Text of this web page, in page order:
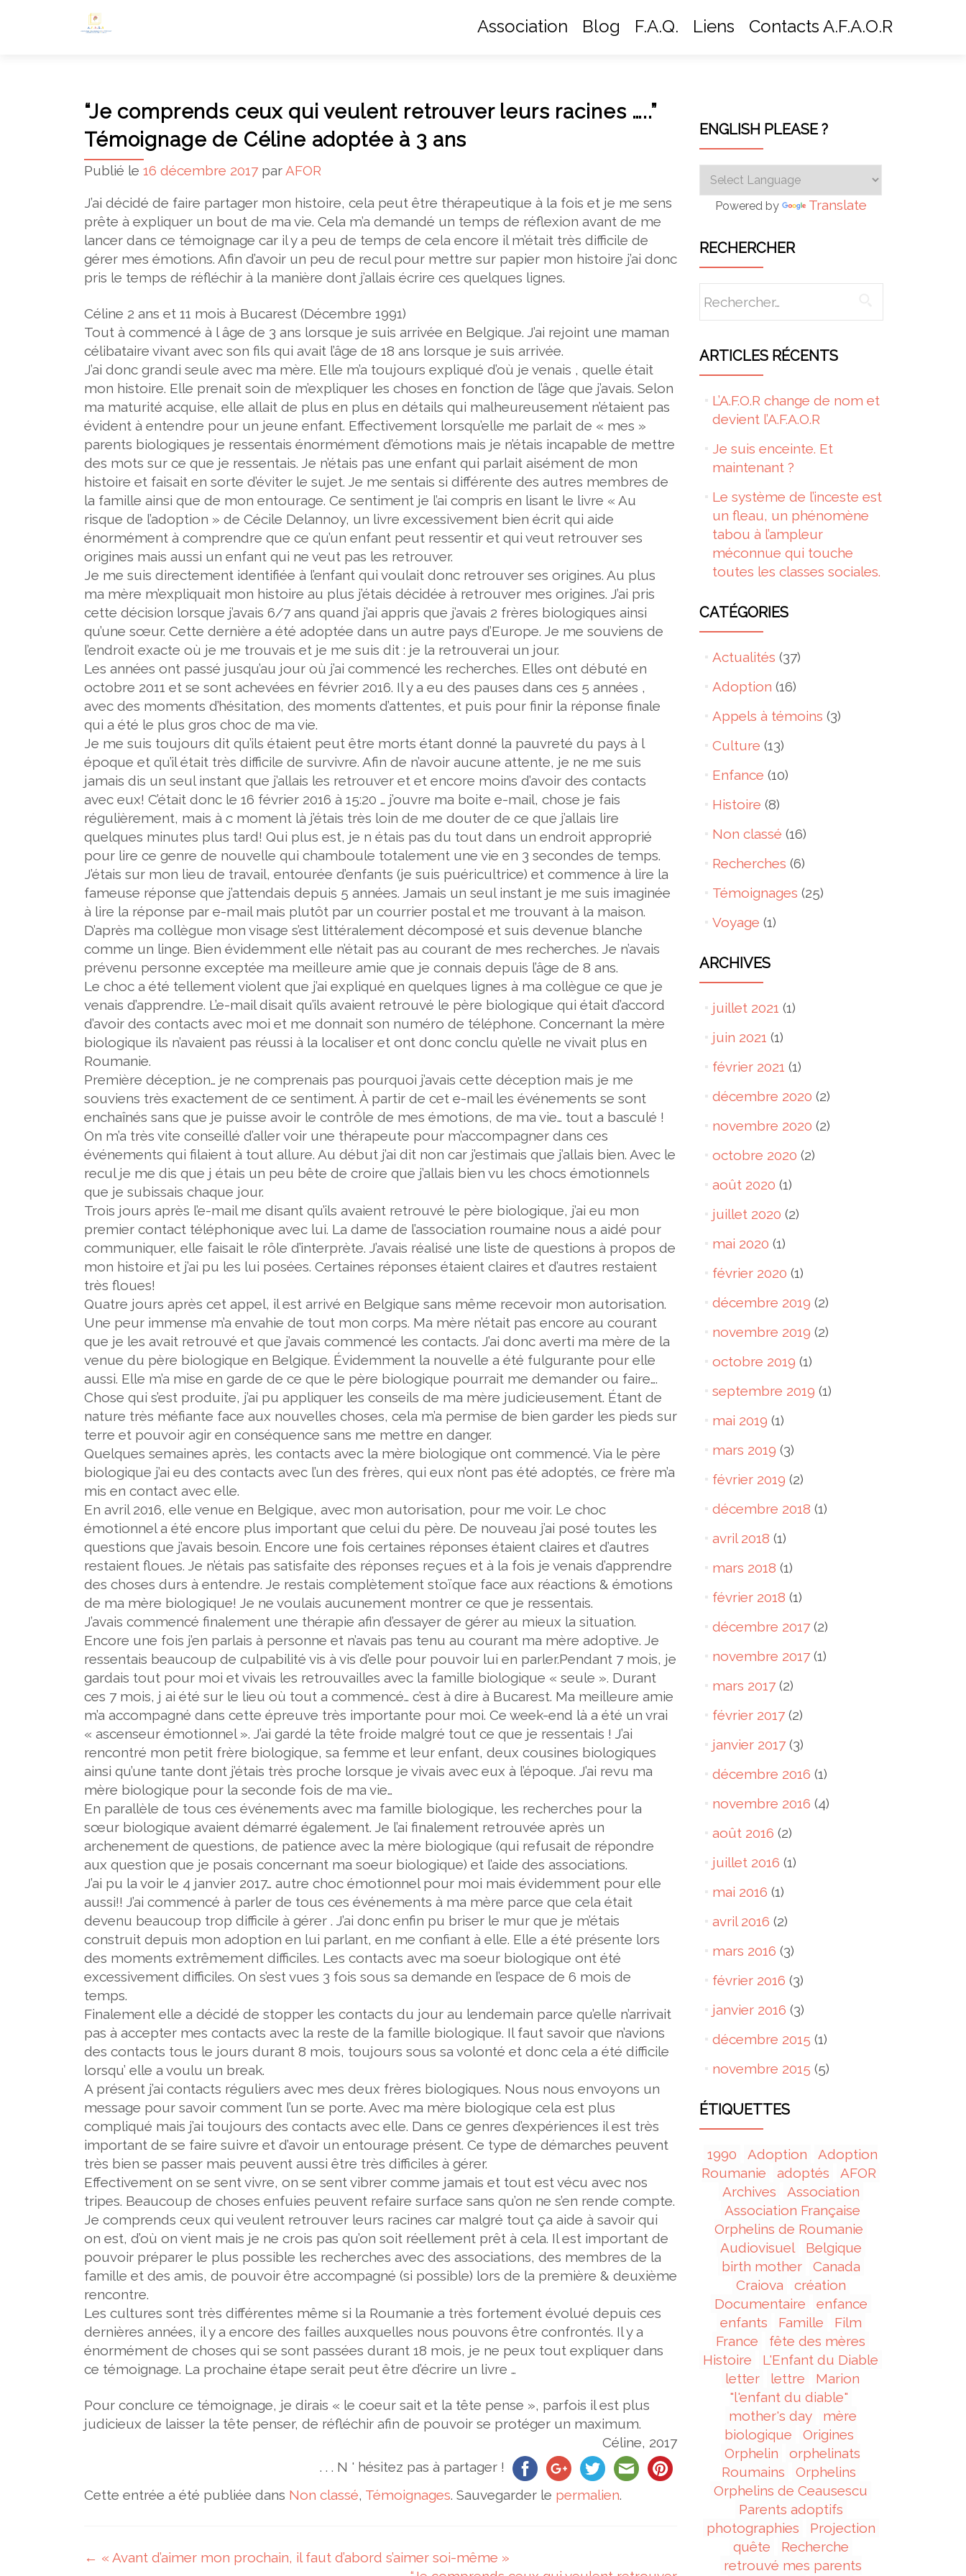
Association Blog F.A.Q. Liens Contacts A.F.A.O.R
“Je comprends ceux qui veulent retrouver leurs racines …..”
Témoignage de Céline adoptée à 3 ans
Publié le 16 décembre 2017 par AFOR
J’ai décidé de faire partager mon histoire, cela peut être thérapeutique à la fois et je me sens
prête à expliquer un bout de ma vie. Cela m’a demandé un temps de réflexion avant de me
lancer dans ce témoignage car il y a peu de temps de cela encore il m’était très difficile de
gérer mes émotions. Afin d’avoir un peu de recul pour mettre sur papier mon histoire j’ai donc
pris le temps de réfléchir à la manière dont j’allais écrire ces quelques lignes.
Céline 2 ans et 11 mois à Bucarest (Décembre 1991)
Tout à commencé à l âge de 3 ans lorsque je suis arrivée en Belgique. J’ai rejoint une maman
célibataire vivant avec son fils qui avait l’âge de 18 ans lorsque je suis arrivée.
J’ai donc grandi seule avec ma mère. Elle m’a toujours expliqué d’où je venais , quelle était
mon histoire. Elle prenait soin de m’expliquer les choses en fonction de l’âge que j’avais. Selon
ma maturité acquise, elle allait de plus en plus en détails qui malheureusement n’étaient pas
évident à entendre pour un jeune enfant. Effectivement lorsqu’elle me parlait de « mes »
parents biologiques je ressentais énormément d’émotions mais je n’étais incapable de mettre
des mots sur ce que je ressentais. Je n’étais pas une enfant qui parlait aisément de mon
histoire et faisait en sorte d’éviter le sujet. Je me sentais si différente des autres membres de
la famille ainsi que de mon entourage. Ce sentiment je l’ai compris en lisant le livre « Au
risque de l’adoption » de Cécile Delannoy, un livre excessivement bien écrit qui aide
énormément à comprendre que ce qu’un enfant peut ressentir et qui veut retrouver ses
origines mais aussi un enfant qui ne veut pas les retrouver.
Je me suis directement identifiée à l’enfant qui voulait donc retrouver ses origines. Au plus
ma mère m’expliquait mon histoire au plus j’étais décidée à retrouver mes origines. J’ai pris
cette décision lorsque j’avais 6/7 ans quand j’ai appris que j’avais 2 frères biologiques ainsi
qu’une sœur. Cette dernière a été adoptée dans un autre pays d’Europe. Je me souviens de
l’endroit exacte où je me trouvais et je me suis dit : je la retrouverai un jour.
Les années ont passé jusqu’au jour où j’ai commencé les recherches. Elles ont débuté en
octobre 2011 et se sont achevées en février 2016. Il y a eu des pauses dans ces 5 années ,
avec des moments d’hésitation, des moments d’attentes, et puis pour finir la réponse finale
qui a été le plus gros choc de ma vie.
Je me suis toujours dit qu’ils étaient peut être morts étant donné la pauvreté du pays à l
époque et qu’il était très difficile de survivre. Afin de n’avoir aucune attente, je ne me suis
jamais dis un seul instant que j’allais les retrouver et et encore moins d’avoir des contacts
avec eux! C’était donc le 16 février 2016 à 15:20 … j’ouvre ma boite e-mail, chose je fais
régulièrement, mais à c moment là j’étais très loin de me douter de ce que j’allais lire
quelques minutes plus tard! Qui plus est, je n étais pas du tout dans un endroit approprié
pour lire ce genre de nouvelle qui chamboule totalement une vie en 3 secondes de temps.
J’étais sur mon lieu de travail, entourée d’enfants (je suis puéricultrice) et commence à lire la
fameuse réponse que j’attendais depuis 5 années. Jamais un seul instant je me suis imaginée
à lire la réponse par e-mail mais plutôt par un courrier postal et me trouvant à la maison.
D’après ma collègue mon visage s’est littéralement décomposé et suis devenue blanche
comme un linge. Bien évidemment elle n’était pas au courant de mes recherches. Je n’avais
prévenu personne exceptée ma meilleure amie que je connais depuis l’âge de 8 ans.
Le choc a été tellement violent que j’ai expliqué en quelques lignes à ma collègue ce que je
venais d’apprendre. L’e-mail disait qu’ils avaient retrouvé le père biologique qui était d’accord
d’avoir des contacts avec moi et me donnait son numéro de téléphone. Concernant la mère
biologique ils n’avaient pas réussi à la localiser et ont donc conclu qu’elle ne vivait plus en
Roumanie.
Première déception… je ne comprenais pas pourquoi j’avais cette déception mais je me
souviens très exactement de ce sentiment. À partir de cet e-mail les événements se sont
enchaînés sans que je puisse avoir le contrôle de mes émotions, de ma vie… tout a basculé !
On m’a très vite conseillé d’aller voir une thérapeute pour m’accompagner dans ces
événements qui filaient à tout allure. Au début j’ai dit non car j’estimais que j’allais bien. Avec le
recul je me dis que j étais un peu bête de croire que j’allais bien vu les chocs émotionnels
que je subissais chaque jour.
Trois jours après l’e-mail me disant qu’ils avaient retrouvé le père biologique, j’ai eu mon
premier contact téléphonique avec lui. La dame de l’association roumaine nous a aidé pour
communiquer, elle faisait le rôle d’interprète. J’avais réalisé une liste de questions à propos de
mon histoire et j’ai pu les lui posées. Certaines réponses étaient claires et d’autres restaient
très floues!
Quatre jours après cet appel, il est arrivé en Belgique sans même recevoir mon autorisation.
Une peur immense m’a envahie de tout mon corps. Ma mère n’était pas encore au courant
que je les avait retrouvé et que j’avais commencé les contacts. J’ai donc averti ma mère de la
venue du père biologique en Belgique. Évidemment la nouvelle a été fulgurante pour elle
aussi. Elle m’a mise en garde de ce que le père biologique pourrait me demander ou faire….
Chose qui s’est produite, j’ai pu appliquer les conseils de ma mère judicieusement. Étant de
nature très méfiante face aux nouvelles choses, cela m’a permise de bien garder les pieds sur
terre et pouvoir agir en conséquence sans me mettre en danger.
Quelques semaines après, les contacts avec la mère biologique ont commencé. Via le père
biologique j’ai eu des contacts avec l’un des frères, qui eux n’ont pas été adoptés, ce frère m’a
mis en contact avec elle.
En avril 2016, elle venue en Belgique, avec mon autorisation, pour me voir. Le choc
émotionnel a été encore plus important que celui du père. De nouveau j’ai posé toutes les
questions que j’avais besoin. Encore une fois certaines réponses étaient claires et d’autres
restaient floues. Je n’étais pas satisfaite des réponses reçues et à la fois je venais d’apprendre
des choses durs à entendre. Je restais complètement stoïque face aux réactions & émotions
de ma mère biologique! Je ne voulais aucunement montrer ce que je ressentais.
J’avais commencé finalement une thérapie afin d’essayer de gérer au mieux la situation.
Encore une fois j’en parlais à personne et n’avais pas tenu au courant ma mère adoptive. Je
ressentais beaucoup de culpabilité vis à vis d’elle pour pouvoir lui en parler.Pendant 7 mois, je
gardais tout pour moi et vivais les retrouvailles avec la famille biologique « seule ». Durant
ces 7 mois, j ai été sur le lieu où tout a commencé… c’est à dire à Bucarest. Ma meilleure amie
m’a accompagné dans cette épreuve très importante pour moi. Ce week-end là a été un vrai
« ascenseur émotionnel ». J’ai gardé la tête froide malgré tout ce que je ressentais ! J’ai
rencontré mon petit frère biologique, sa femme et leur enfant, deux cousines biologiques
ainsi qu’une tante dont j’étais très proche lorsque je vivais avec eux à l’époque. J’ai revu ma
mère biologique pour la seconde fois de ma vie…
En parallèle de tous ces événements avec ma famille biologique, les recherches pour la
sœur biologique avaient démarré également. Je l’ai finalement retrouvée après un
archenement de questions, de patience avec la mère biologique (qui refusait de répondre
aux question que je posais concernant ma soeur biologique) et l’aide des associations.
J’ai pu la voir le 4 janvier 2017… autre choc émotionnel pour moi mais évidemment pour elle
aussi!! J’ai commencé à parler de tous ces événements à ma mère parce que cela était
devenu beaucoup trop difficile à gérer . J’ai donc enfin pu briser le mur que je m’étais
construit depuis mon adoption en lui parlant, en me confiant à elle. Elle a été présente lors
des moments extrêmement difficiles. Les contacts avec ma soeur biologique ont été
excessivement difficiles. On s’est vues 3 fois sous sa demande en l’espace de 6 mois de
temps.
Finalement elle a décidé de stopper les contacts du jour au lendemain parce qu’elle n’arrivait
pas à accepter mes contacts avec la reste de la famille biologique. Il faut savoir que n’avions
des contacts tous le jours durant 8 mois, toujours sous sa volonté et donc cela a été difficile
lorsqu’ elle a voulu un break.
A présent j’ai contacts réguliers avec mes deux frères biologiques. Nous nous envoyons un
message pour savoir comment l’un se porte. Avec ma mère biologique cela est plus
compliqué mais j’ai toujours des contacts avec elle. Dans ce genres d’expériences il est très
important de se faire suivre et d’avoir un entourage présent. Ce type de démarches peuvent
très bien se passer mais peuvent aussi être très difficiles à gérer.
Effectivement on se sent vivre, on se sent vibrer comme jamais et tout est vécu avec nos
tripes. Beaucoup de choses enfuies peuvent refaire surface sans qu’on ne s’en rende compte.
Je comprends ceux qui veulent retrouver leurs racines car malgré tout ça aide à savoir qui
on est, d’où on vient mais je ne crois pas qu’on soit réellement prêt à cela. Il est important de
pouvoir préparer le plus possible les recherches avec des associations, des membres de la
famille et des amis, de pouvoir être accompagné (si possible) lors de la première & deuxième
rencontre.
Les cultures sont très différentes même si la Roumanie a très fortement évolué depuis ces
dernières années, il y a encore des failles auxquelles nous pouvons être confrontés. Il y a
énormément de choses qui se sont passées durant 18 mois, je ne peux tout expliquer dans
ce témoignage. La prochaine étape serait peut être d’écrire un livre …
Pour conclure ce témoignage, je dirais « le coeur sait et la tête pense », parfois il est plus
judicieux de laisser la tête penser, de réfléchir afin de pouvoir se protéger un maximum.
Céline, 2017
. . . N ' hésitez pas à partager !
Cette entrée a été publiée dans Non classé, Témoignages. Sauvegarder le permalien.
Navigation des articles
← « Avant d’aimer mon prochain, il faut d’abord s’aimer soi-même »
ENGLISH PLEASE ?
Powered by Translate
RECHERCHER
ARTICLES RÉCENTS
L’A.F.O.R change de nom et
devient l’A.F.A.O.R
Je suis enceinte. Et
maintenant ?
Le système de l’inceste est
un fleau, un phénomène
tabou à l’ampleur
méconnue qui touche
toutes les classes sociales.
CATÉGORIES
Actualités (37)
Adoption (16)
Appels à témoins (3)
Culture (13)
Enfance (10)
Histoire (8)
Non classé (16)
Recherches (6)
Témoignages (25)
Voyage (1)
ARCHIVES
juillet 2021 (1)
juin 2021 (1)
février 2021 (1)
décembre 2020 (2)
novembre 2020 (2)
octobre 2020 (2)
août 2020 (1)
juillet 2020 (2)
mai 2020 (1)
février 2020 (1)
décembre 2019 (2)
novembre 2019 (2)
octobre 2019 (1)
septembre 2019 (1)
mai 2019 (1)
mars 2019 (3)
février 2019 (2)
décembre 2018 (1)
avril 2018 (1)
mars 2018 (1)
février 2018 (1)
décembre 2017(2)
novembre 2017(1)
mars 2017(2)
février 2017(2)
janvier 2017(3)
décembre 2016 (1)
novembre 2016 (4)
août 2016 (2)
juillet 2016 (1)
mai 2016 (1)
avril 2016 (2)
mars 2016 (3)
février 2016 (3)
janvier 2016 (3)
décembre 2015 (1)
novembre 2015 (5)
ÉTIQUETTES
1990 Adoption
Adoption
Roumanie
adoptés
AFOR
Archives
Association
Association Française
Orphelins de Roumanie
Audiovisuel
Belgique
birth mother
Canada
Craiova
création
Documentaire
enfance
enfants
Famille
Film
France
fête des mères
Histoire
L'Enfant du Diable
letter
lettre
Marion
"l'enfant du diable"
mother's day
mère
biologique
Origines
Orphelin
orphelinats
Roumains
Orphelins
Orphelins de Ceausescu
Parents adoptifs
photographies
Projection
quête
Recherche
retrouvé mes parents